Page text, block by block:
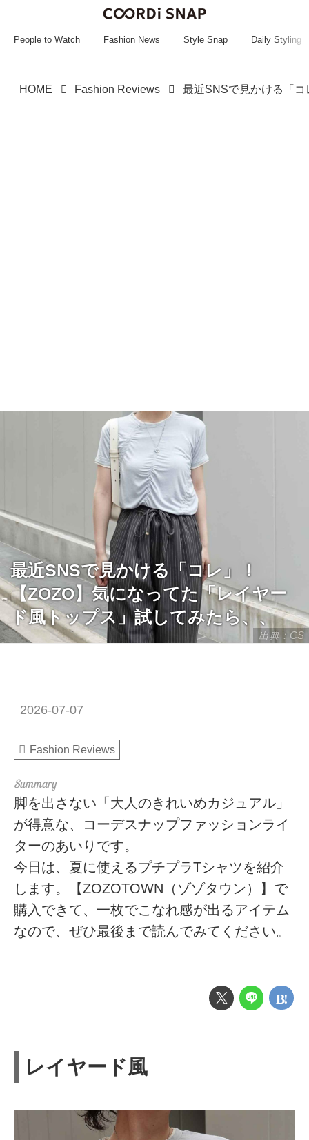
~~~~~~~~~~~
People to Watch Fashion News Style Snap Daily Styling
HOME Fashion Reviews
出典：CS
最近SNSで見かける「コレ」！
【ZOZO】気になってた「レイヤー
ド風トップス」試してみたら、、
2026-07-07
Fashion Reviews
脚を出さない「大人のきれいめカジュアル」
が得意な、コーデスナップファッションライ
ターのあいりです。
今日は、夏に使えるプチプラTシャツを紹介
します。【ZOZOTOWN（ゾゾタウン）】で
購入できて、一枚でこなれ感が出るアイテム
なので、ぜひ最後まで読んでみてください。
レイヤード風